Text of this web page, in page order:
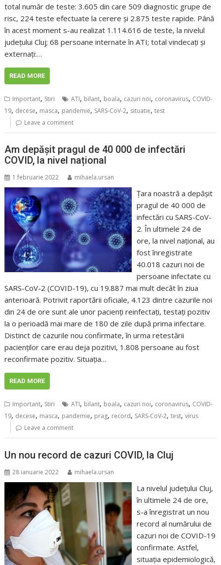
total număr de teste: 3.605 din care 509 diagnostic grupe de
risc, 224 teste efectuate la cerere și 2.875 teste rapide. Până
în acest moment s-au realizat 1.114.616 de teste, la nivelul
județului Cluj; 68 persoane internate în ATI; total vindecați și
externați:…
READ MORE
Important, Stiri ATI, bilant, boala, cazuri noi, coronavirus, COVID-
19, decese, masca, pandemie, SARS-CoV-2, situatie,test
Leave a comment
Am depășit pragul de 40 000 de infectări
COVID, la nivel național
1 februarie 2022 mihaela.ursan
Țara noastră a depășit
pragul de 40 000 de
infectări cu SARS-CoV-
2. În ultimele 24 de
ore, la nivel național, au
fost înregistrate
40.018 cazuri noi de
persoane infectate cu
SARS-CoV-2 (COVID-19), cu 19.887 mai mult decât în ziua
anterioară. Potrivit raportării oficiale, 4.123 dintre cazurile noi
din 24 de ore sunt ale unor pacienți reinfectați, testați pozitiv
la o perioadă mai mare de 180 de zile după prima infectare.
Distinct de cazurile nou confirmate, în urma retestării
pacienților care erau deja pozitivi, 1.808 persoane au fost
reconfirmate pozitiv. Situația…
READ MORE
Important, Stiri ATI, bilant, boala, cazuri noi, coronavirus, COVID-
19, decese, masca, pandemie, prag, record, SARS-CoV-2,test,virus
Leave a comment
Un nou record de cazuri COVID, la Cluj
28 ianuarie 2022 mihaela.ursan
La nivelul județului Cluj,
în ultimele 24 de ore,
s-a înregistrat un nou
record al numărului de
cazuri noi de COVID-19
confirmate. Astfel,
situația epidemiologică,